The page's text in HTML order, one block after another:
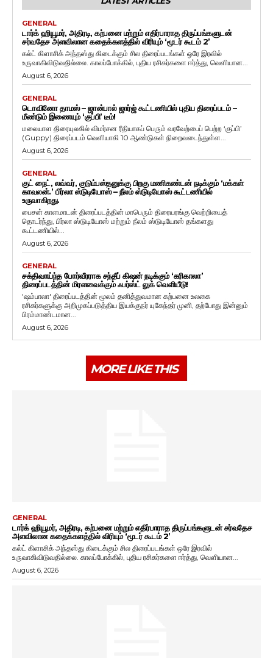
GENERAL
டார்க் ஹியூமர், அதிரடி, கற்பனை மற்றும் எதிர்பாராத திருப்பங்களுடன்
சர்வதேச அளவிலான கதைக்களத்தில் விரியும் ‘மூடர் கூடம் 2’
கல்ட் கிளாசிக் அந்தஸ்து கிடைக்கும் சில திரைப்படங்கள் ஒரே இரவில்
உருவாகிவிடுவதில்லை. காலப்போக்கில், புதிய ரசிகர்களை ஈர்த்து, வெளியான...
August 6, 2026
GENERAL
டொவினோ தாமஸ் – ஜான்பால் ஜார்ஜ் கூட்டணியில் புதிய திரைப்படம் –
மீண்டும் இணையும் ‘குப்பி’ டீம்!
மலையாள திரையுலகில் விமர்சன ரீதியாகப் பெரும் வரவேற்பைப் பெற்ற ‘குப்பி’
(Guppy) திரைப்படம் வெளியாகி 10 ஆண்டுகள் நிறைவடைந்துள்ள...
August 6, 2026
GENERAL
குட் நைட், லவ்வர், குடும்பஸ்தனுக்கு பிறகு மணிகண்டன் நடிக்கும் ‘மக்கள்
காவலன்.’ பிர்லா ஸ்டுடியோஸ் – நீலம் ஸ்டுடியோஸ் கூட்டணியில்
உருவாகிறது.
பைசன் காளமாடன் திரைப்படத்தின் மாபெரும் திரையரங்கு வெற்றியைத்
தொடர்ந்து, பிர்லா ஸ்டுடியோஸ் மற்றும் நீலம் ஸ்டுடியோஸ் தங்களது
கூட்டணியில்...
August 6, 2026
GENERAL
சக்திவாய்ந்த போர்வீரராக சந்தீப் கிஷன் நடிக்கும் ‘கரிகாலா’
திரைப்படத்தின் மிரளவைக்கும் ஃபர்ஸ்ட் லுக் வெளியீடு!
'ஷம்பாலா' திரைப்படத்தின் மூலம் தனித்துவமான கற்பனை உலகை
ரசிகர்களுக்கு அறிமுகப்படுத்திய இயக்குநர் யுகேந்தர் முனி, தற்போது இன்னும்
பிரம்மாண்டமான...
August 6, 2026
MORE LIKE THIS
GENERAL
டார்க் ஹியூமர், அதிரடி, கற்பனை மற்றும் எதிர்பாராத திருப்பங்களுடன் சர்வதேச
அளவிலான கதைக்களத்தில் விரியும் ‘மூடர் கூடம் 2’
கல்ட் கிளாசிக் அந்தஸ்து கிடைக்கும் சில திரைப்படங்கள் ஒரே இரவில்
உருவாகிவிடுவதில்லை. காலப்போக்கில், புதிய ரசிகர்களை ஈர்த்து, வெளியான...
August 6, 2026